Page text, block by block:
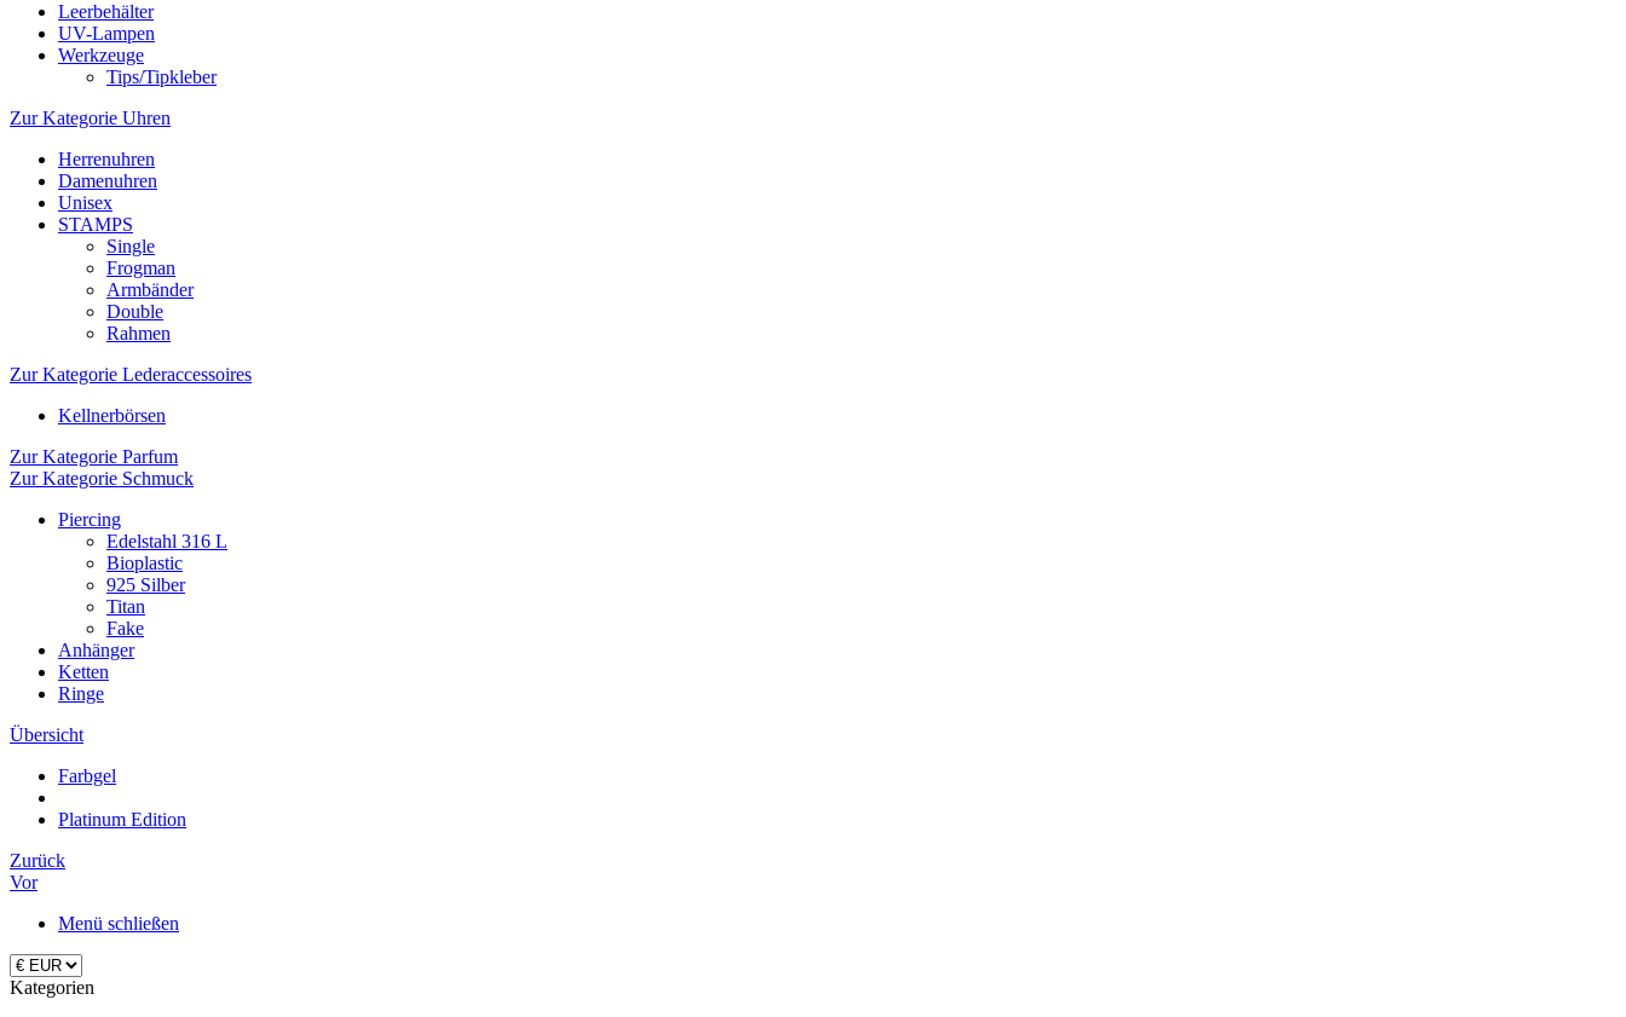
Leerbehälter
UV-Lampen
Werkzeuge
Tips/Tipkleber
Zur Kategorie Uhren
Herrenuhren
Damenuhren
Unisex
STAMPS
Single
Frogman
Armbänder
Double
Rahmen
Zur Kategorie Lederaccessoires
Kellnerbörsen
Zur Kategorie Parfum
Zur Kategorie Schmuck
Piercing
Edelstahl 316 L
Bioplastic
925 Silber
Titan
Fake
Anhänger
Ketten
Ringe
Übersicht
Farbgel
Platinum Edition
Zurück
Vor
Menü schließen
Kategorien